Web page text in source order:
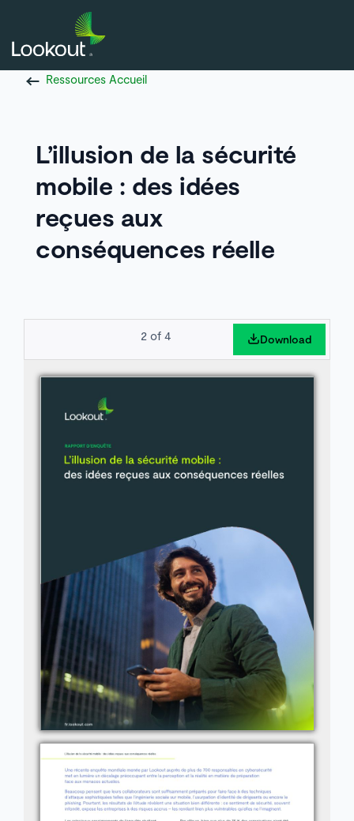
Ressources Accueil
L’illusion de la sécurité
mobile : des idées
reçues aux
conséquences réelle
2of 4 Download